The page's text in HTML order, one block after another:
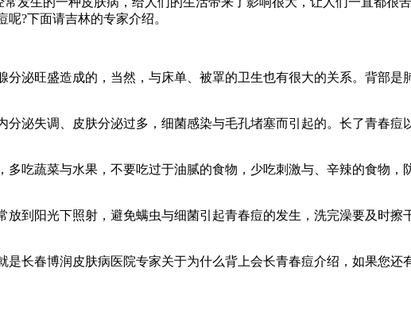
?下面请吉林的专家介绍。
分泌旺盛造成的，当然，与床单、被罩的卫生也有很大的关系。背部
分泌失调、皮肤分泌过多，细菌感染与毛孔堵塞而引起的。长了青春
多吃蔬菜与水果，不要吃过于油腻的食物，少吃刺激与、辛辣的食物
放到阳光下照射，避免螨虫与细菌引起青春痘的发生，洗完澡要及时
长春博润皮肤病医院专家关于为什么背上会长青春痘介绍，如果您